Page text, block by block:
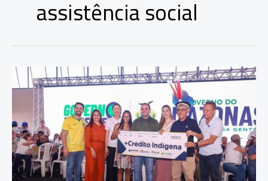
assistência social